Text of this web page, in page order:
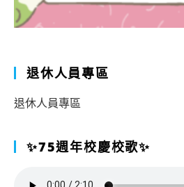
退休人員專區
退休人員專區
✨75週年校慶校歌✨